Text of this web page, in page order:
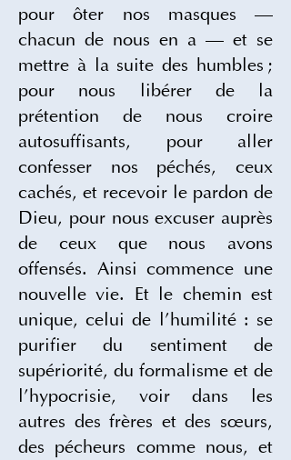
pour ôter nos masques —
chacun de nous en a — et se
mettre à la suite des humbles ;
pour nous libérer de la
prétention de nous croire
autosuffisants, pour aller
confesser nos péchés, ceux
cachés, et recevoir le pardon de
Dieu, pour nous excuser auprès
de ceux que nous avons
offensés. Ainsi commence une
nouvelle vie. Et le chemin est
unique, celui de l’humilité : se
purifier du sentiment de
supériorité, du formalisme et de
l’hypocrisie, voir dans les
autres des frères et des sœurs,
des pécheurs comme nous, et